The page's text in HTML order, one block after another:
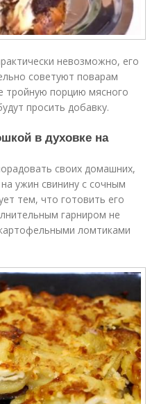
невозможно, его
советуют поварам
тройную порцию мясного
просить добавку.
в духовке на
своих домашних,
ужин свинину с сочным
тем, что готовить его
гарниром не
ломтиками